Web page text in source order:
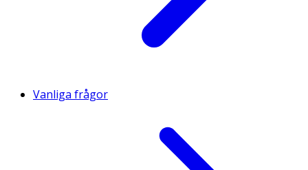
Vanliga frågor